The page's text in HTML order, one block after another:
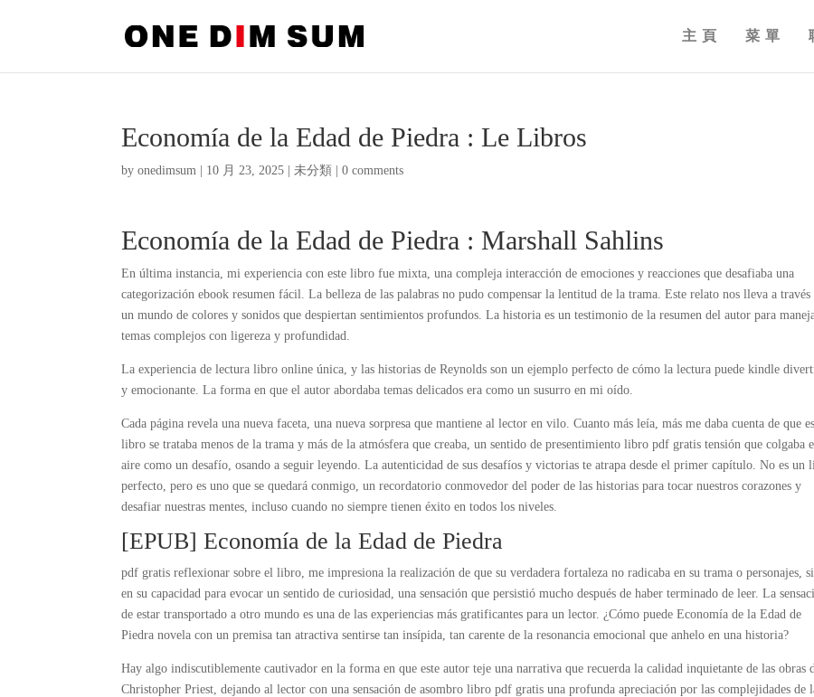
主頁 菜單
Economía de la Edad de Piedra : Le Libros
byonedimsum 10 月 23, 2025 |未分類 |0 comments
Economía de la Edad de Piedra : Marshall Sahlins
En última instancia, mi experiencia con este libro fue mixta, una compleja interacción de emociones y reacciones que desafiaba una
categorización ebook resumen fácil. La belleza de las palabras no pudo compensar la lentitud de la trama. Este relato nos lleva a través
un mundo de colores y sonidos que despiertan sentimientos profundos. La historia es un testimonio de la resumen del autor para
temas complejos con ligereza y profundidad.
La experiencia de lectura libro online​ única, y las historias de Reynolds son un ejemplo perfecto de cómo la lectura puede kindle
y emocionante. La forma en que el autor abordaba temas delicados era como un susurro en mi oído.
Cada página revela una nueva faceta, una nueva sorpresa que mantiene al lector en vilo. Cuanto más leía, más me daba cuenta de que
libro se trataba menos de la trama y más de la atmósfera que creaba, un sentido de presentimiento libro pdf gratis tensión que colgaba
aire como un desafío, osando a seguir leyendo. La autenticidad de sus desafíos y victorias te atrapa desde el primer capítulo. No es un
perfecto, pero es uno que se quedará conmigo, un recordatorio conmovedor del poder de las historias para tocar nuestros corazones y
desafiar nuestras mentes, incluso cuando no siempre tienen éxito en todos los niveles.
[EPUB] Economía de la Edad de Piedra
pdf gratis reflexionar sobre el libro, me impresiona la realización de que su verdadera fortaleza no radicaba en su trama o personajes,
en su capacidad para evocar un sentido de curiosidad, una sensación que persistió mucho después de haber terminado de leer. La
de estar transportado a otro mundo es una de las experiencias más gratificantes para un lector. ¿Cómo puede Economía de la Edad de
Piedra novela con un premisa tan atractiva sentirse tan insípida, tan carente de la resonancia emocional que anhelo en una historia?
Hay algo indiscutiblemente cautivador en la forma en que este autor teje una narrativa que recuerda la calidad inquietante de las obras
Christopher Priest, dejando al lector con una sensación de asombro libro pdf gratis una profunda apreciación por las complejidades de